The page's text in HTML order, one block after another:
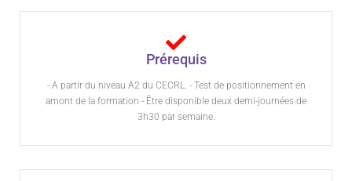
Prérequis
- A partir du niveau A2 du CECRL. - Test de positionnement en
amont de la formation - Être disponible deux demi-journées de
3h30 par semaine.